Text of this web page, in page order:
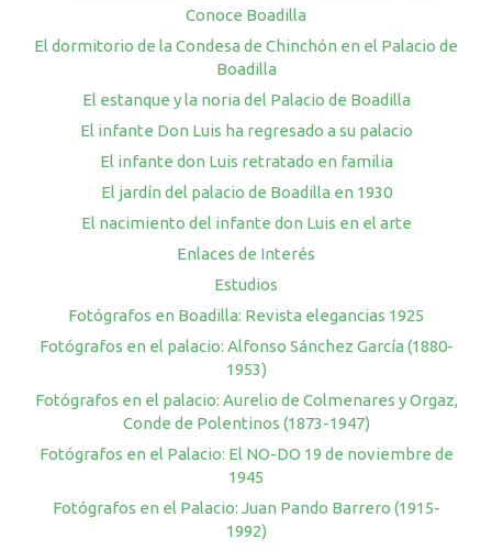
Conoce Boadilla
El dormitorio de la Condesa de Chinchón en el Palacio de
Boadilla
El estanque y la noria del Palacio de Boadilla
El infante Don Luis ha regresado a su palacio
El infante don Luis retratado en familia
El jardín del palacio de Boadilla en 1930
El nacimiento del infante don Luis en el arte
Enlaces de Interés
Estudios
Fotógrafos en Boadilla: Revista elegancias 1925
Fotógrafos en el palacio: Alfonso Sánchez García (1880-
1953)
Fotógrafos en el palacio: Aurelio de Colmenares y Orgaz,
Conde de Polentinos (1873-1947)
Fotógrafos en el Palacio: El NO-DO 19 de noviembre de
1945
Fotógrafos en el Palacio: Juan Pando Barrero (1915-
1992)